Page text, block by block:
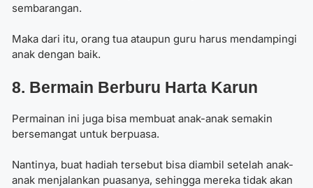
sembarangan.
Maka dari itu, orang tua ataupun guru harus mendampingi
anak dengan baik.
8. Bermain Berburu Harta Karun
Permainan ini juga bisa membuat anak-anak semakin
bersemangat untuk berpuasa.
Nantinya, buat hadiah tersebut bisa diambil setelah anak-
anak menjalankan puasanya, sehingga mereka tidak akan